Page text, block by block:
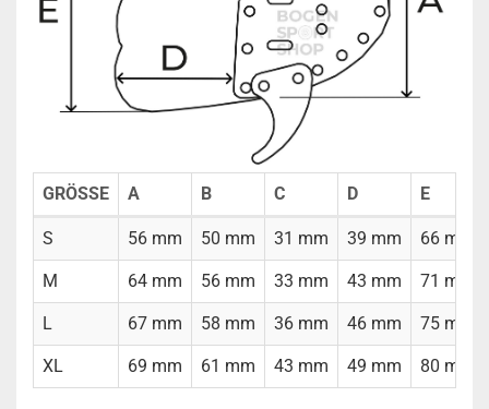
GRÖSSE A B C D E
S 56 mm 50 mm 31 mm 39 mm 66 mm
M 64 mm 56 mm 33 mm 43 mm 71 mm
L 67 mm 58 mm 36 mm 46 mm 75 mm
XL 69 mm 61 mm 43 mm 49 mm 80 mm